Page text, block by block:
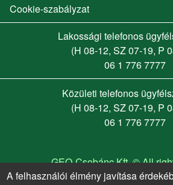
Cookie-szabályzat
Lakossági telefonos
(H 08-12, SZ 07-19, P
06 1 776 7777
Közületi telefonos
(H 08-12, SZ 07-19, P
06 1 776 7777
GEO-Csobánc Kft. © All
A felhasználói élmény javítása